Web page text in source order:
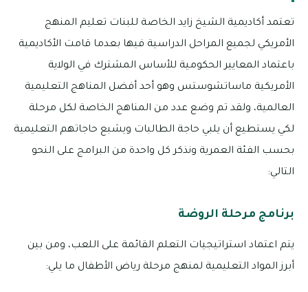
تعتمد أكاديمية الشيخ زايد الخاصة للبنات تعليم المنهج
الأمريكي لجميع المراحل الدراسية فيها بعدما قامت الأكاديمية
باعتماد المعايير الحكومية للأساس المشترك في الولاية
الأمريكية ماساتشوستس وهو أحد أفضل المناهج التعليمية
العالمية، ولقد تم وضع عدد من المناهج الخاصة لكل مرحلة
لكي يستطيع أن يلبي حاجة الطالبات ويشبع حاجاتهم التعليمية
بحسب الفئة العمرية ونذكر كل واحدة من البرامج على النحو
التالي:
برنامج مرحلة الروضة
يتم اعتماد استراتيجيات التعلم القائمة على اللعب، ومن بين
أبرز المواد التعليمية لمنهج مرحلة رياض الأطفال ما يلي: